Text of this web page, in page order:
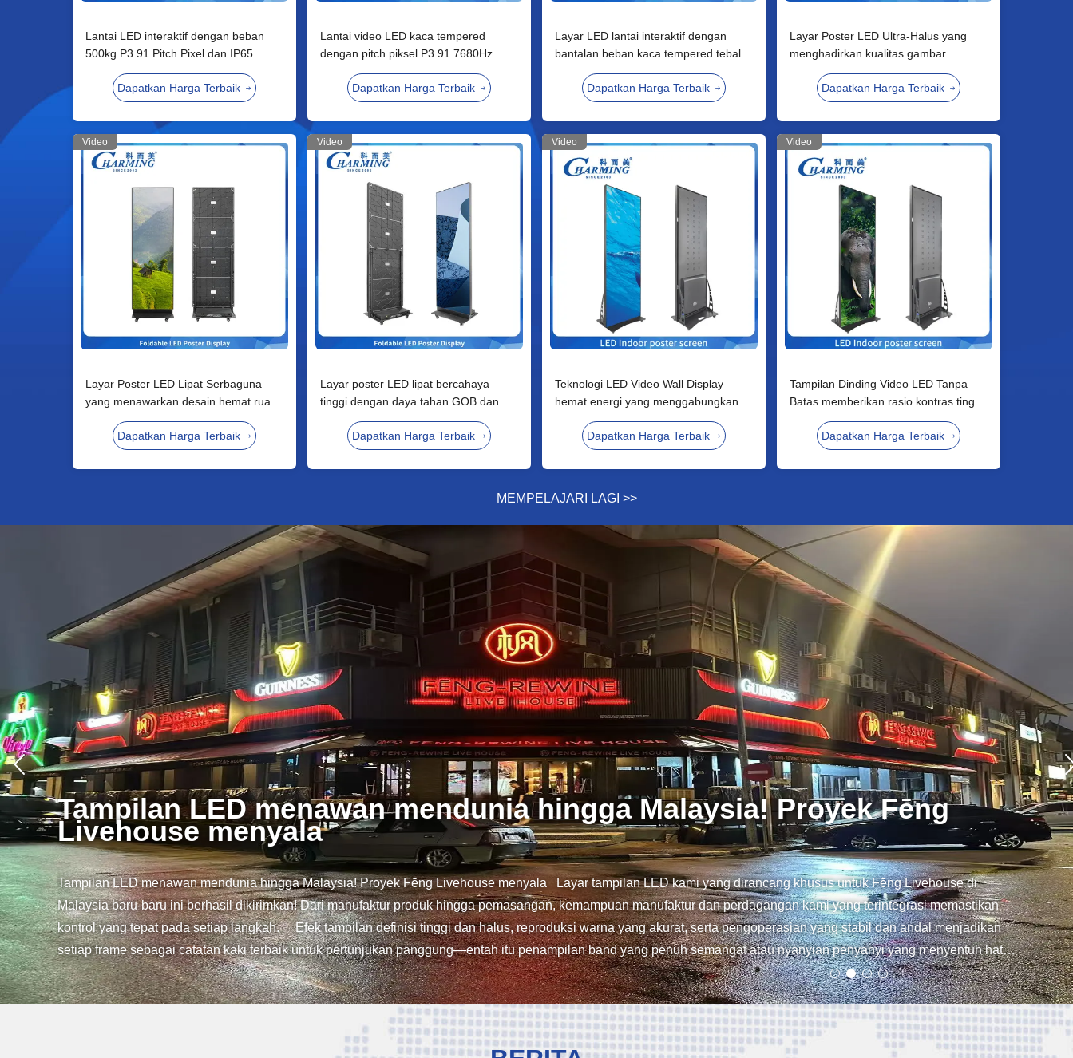
Lantai LED interaktif dengan beban
500kg P3.91 Pitch Pixel dan IP65
Waterproof untuk Sewa Panggung
Dapatkan Harga Terbaik
Lantai video LED kaca tempered
dengan pitch piksel P3.91 7680Hz
Tingkat penyegaran tinggi dan tahan
air IP65 untuk acara klub malam
Dapatkan Harga Terbaik
Layar LED lantai interaktif dengan
bantalan beban kaca tempered tebal 8
mm dan pitch piksel P3.91 untuk
pertunjukan panggung
Dapatkan Harga Terbaik
Layar Poster LED Ultra-Halus yang
menghadirkan kualitas gambar
sebening kristal dan pemutaran konten
tanpa hambatan untuk toko ritel dan
lobi perusahaan
Dapatkan Harga Terbaik
Video
Layar Poster LED Lipat Serbaguna
yang menawarkan desain hemat ruang
dan kontrol cerdas APP untuk signage
acara dan iklan promosi
Dapatkan Harga Terbaik
Video
Layar poster LED lipat bercahaya
tinggi dengan daya tahan GOB dan
manajemen konten jarak jauh untuk
pusat perbelanjaan dan ruang
konferensi
Dapatkan Harga Terbaik
Video
Teknologi LED Video Wall Display
hemat energi yang menggabungkan
konsumsi dengan kecerahan tinggi
dan akurasi warna yang sangat baik
Dapatkan Harga Terbaik
Video
Tampilan Dinding Video LED Tanpa
Batas memberikan rasio kontras tinggi
dan sudut pandang lebar untuk
museum dan pameran seni
Dapatkan Harga Terbaik
MEMPELAJARI LAGI >>
Terpesona di ISLE: Mengungkap Bab Baru dalam Visual
Terpesona di ISLE: Mengungkap Bab Baru dalam Visual Dalam pertandingan ini, Charmingled berhasil mengadakan stand di pameran Shenzhen ISLE. dan menyoroti
produk sewa layar Charmingled yang baru yang dirancang khusus di pameran. Keuntungan utamanya diuraikan di bawah ini: 1.Paten Teknologi, mode pribadi, desain
unik2Demagnetisasi satu tombol, pengaturan lebih cepat.3. Tingkat Refresh Tinggi (15360Hz)4Desain lemari dapat menghubungkan semua bersama-sama Fleksibel,
standar, melengkung, sudut Hubungi kami Email: charming63@charmingled.net www.charmingled.net www.ledvideowalldisplay.com https://charmingled.en.alibaba.com